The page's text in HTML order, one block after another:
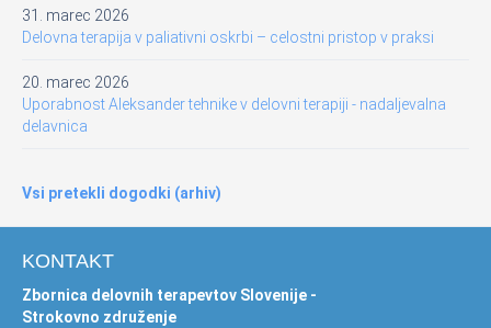
31. marec 2026
Delovna terapija v paliativni oskrbi – celostni pristop v praksi
20. marec 2026
Uporabnost Aleksander tehnike v delovni terapiji - nadaljevalna
delavnica
Vsi pretekli dogodki (arhiv)
KONTAKT
Zbornica delovnih terapevtov Slovenije -
Strokovno združenje